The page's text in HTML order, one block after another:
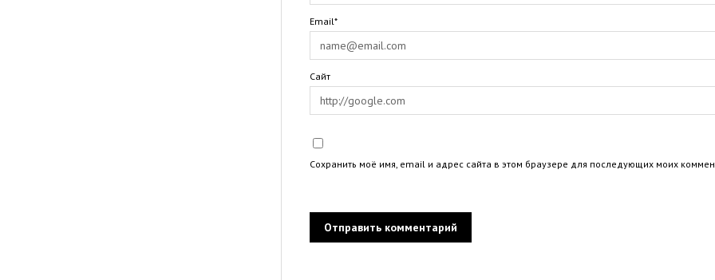
Email*
Сайт
Сохранить моё имя, email и адрес сайта в этом браузере для последующих моих